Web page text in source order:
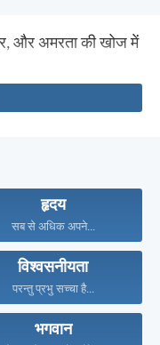
और अमरता की खोज में
हृदय
सब से अधिक अपने...
विश्वसनीयता
परन्तु प्रभु सच्चा है...
भगवान